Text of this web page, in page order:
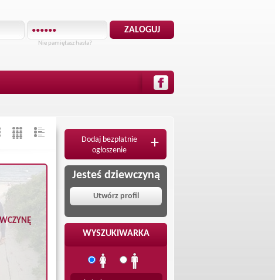
Nie pamiętasz hasła?
Dodaj bezpłatnie
ogłoszenie
+
Jesteś dziewczyną
Utwórz profil
WYSZUKIWARKA